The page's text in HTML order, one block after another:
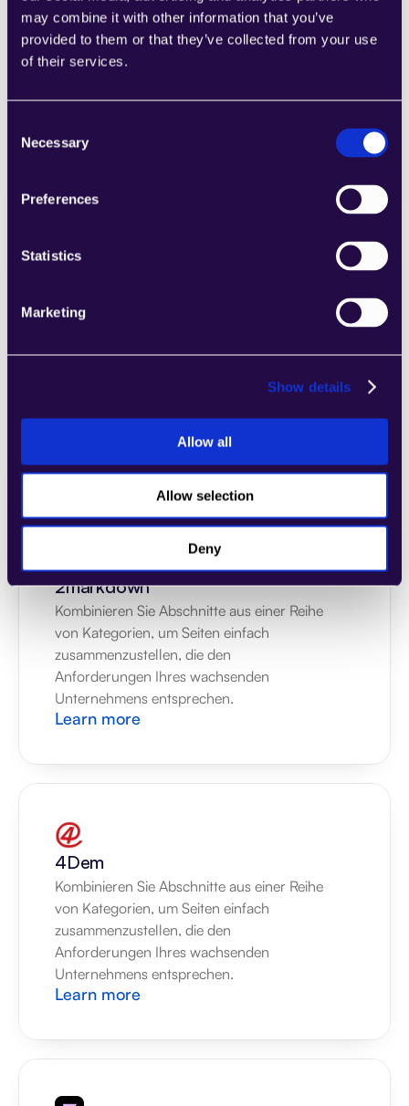
may combine it with other information that you’ve
provided to them or that they’ve collected from your use
of their services.
Selection
Necessary
Preferences
Statistics
Marketing
Show details
Allow all
Allow selection
Deny
1CRM
Kombinieren Sie Abschnitte aus einer Reihe
zusammenzustellen, die den
Unternehmens entsprechen.
2Chat
von Kategorien, um Seiten einfach
Unternehmens entsprechen.
2markdown
Kombinieren Sie Abschnitte aus einer Reihe
von Kategorien, um Seiten einfach
zusammenzustellen, die den
Anforderungen Ihres wachsenden
Unternehmens entsprechen.
Learn more
4Dem
Kombinieren Sie Abschnitte aus einer Reihe
von Kategorien, um Seiten einfach
zusammenzustellen, die den
Anforderungen Ihres wachsenden
Unternehmens entsprechen.
Learn more